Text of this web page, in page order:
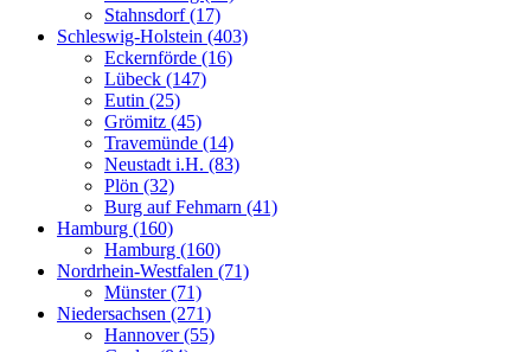
Stahnsdorf (17)
Schleswig-Holstein (403)
Eckernförde (16)
Lübeck (147)
Eutin (25)
Grömitz (45)
Travemünde (14)
Neustadt i.H. (83)
Plön (32)
Burg auf Fehmarn (41)
Hamburg (160)
Hamburg (160)
Nordrhein-Westfalen (71)
Münster (71)
Niedersachsen (271)
Hannover (55)